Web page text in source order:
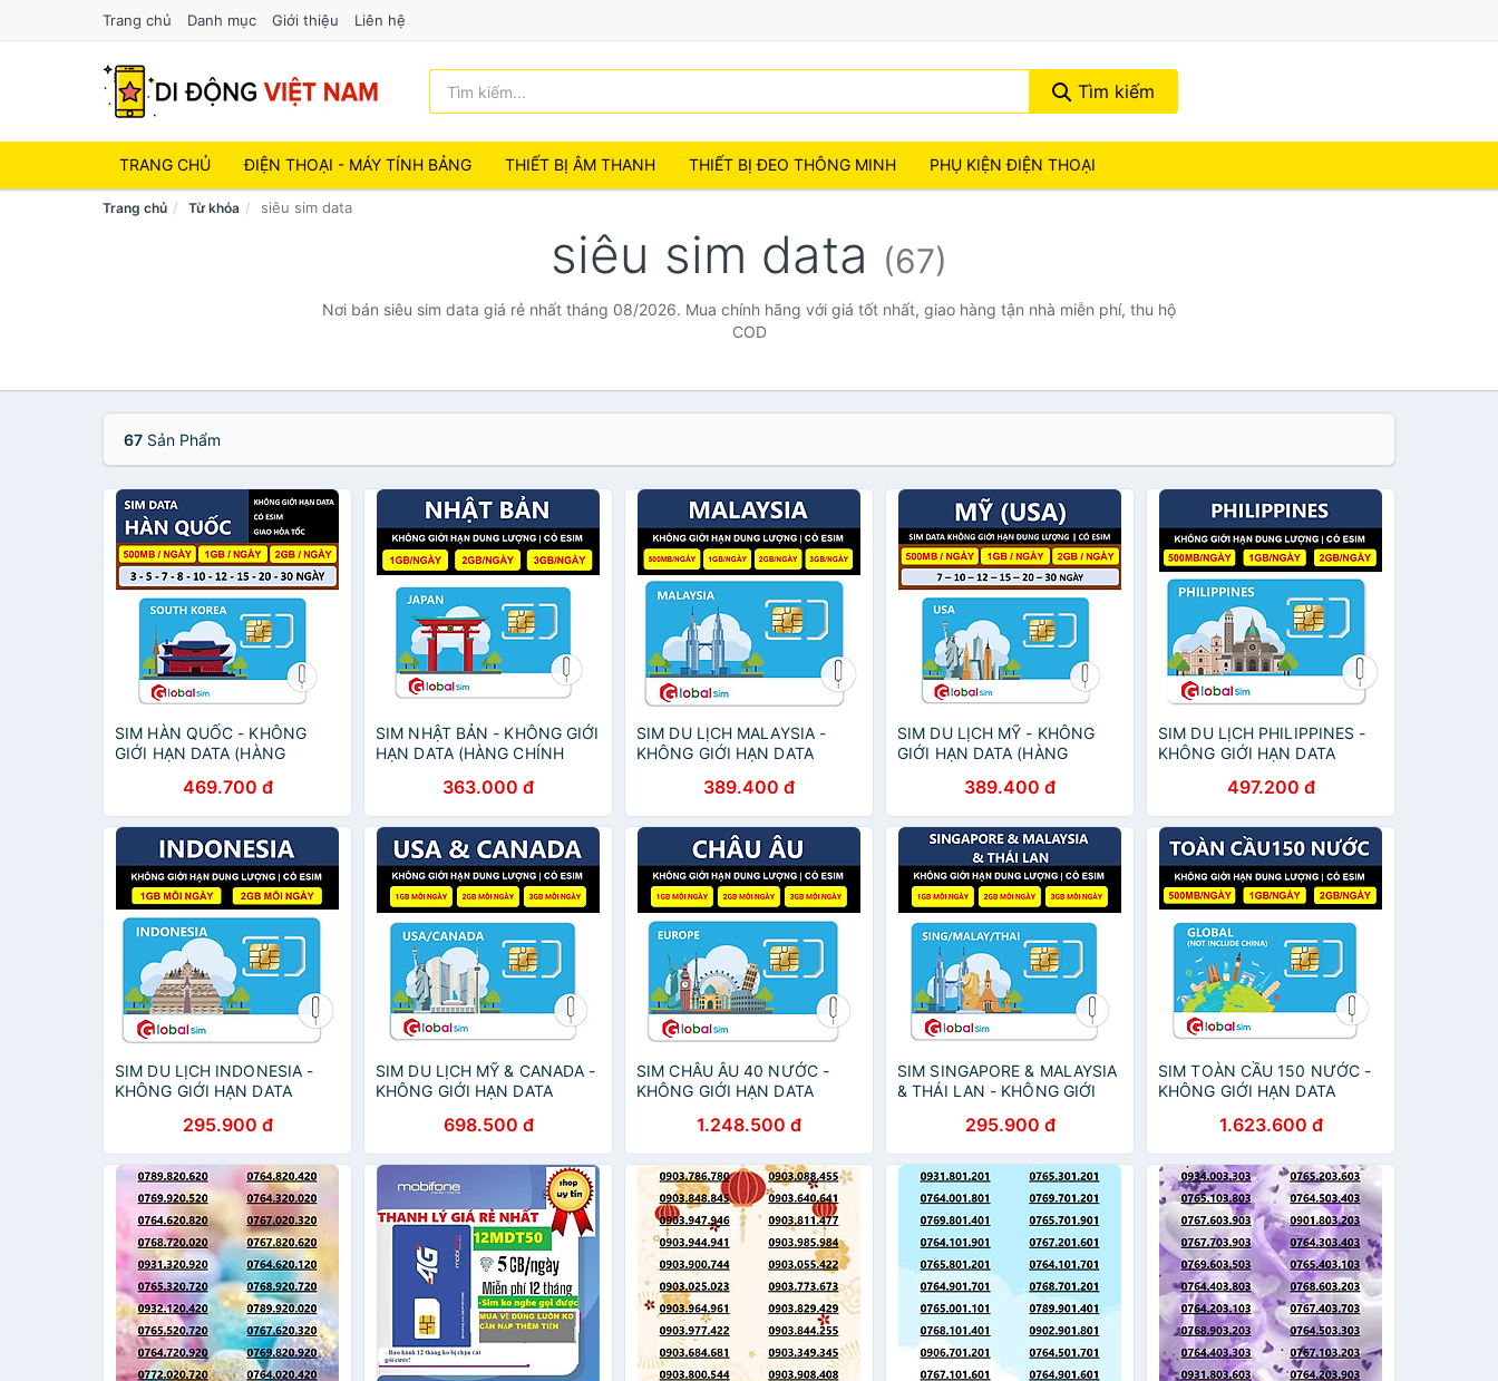
Trang chủ Danh mục Giới thiệu Liên hệ
Tìm kiếm
TRANG CHỦ ĐIỆN THOẠI - MÁY TÍNH BẢNG THIẾT BỊ ÂM THANH THIẾT BỊ ĐEO THÔNG MINH PHỤ KIỆN ĐIỆN THOẠI
Trang chủ Từ khóa siêu sim data
siêu sim data (67)
Nơi bán siêu sim data giá rẻ nhất tháng 08/2026. Mua chính hãng với giá tốt nhất, giao hàng tận nhà miễn phí, thu hộ
COD
67 Sản Phẩm
SIM HÀN QUỐC - KHÔNG
GIỚI HẠN DATA (HÀNG
469.700 đ
SIM NHẬT BẢN - KHÔNG GIỚI
HẠN DATA (HÀNG CHÍNH
363.000 đ
SIM DU LỊCH MALAYSIA -
KHÔNG GIỚI HẠN DATA
389.400 đ
SIM DU LỊCH MỸ - KHÔNG
GIỚI HẠN DATA (HÀNG
389.400 đ
SIM DU LỊCH PHILIPPINES -
KHÔNG GIỚI HẠN DATA
497.200 đ
SIM DU LỊCH INDONESIA -
KHÔNG GIỚI HẠN DATA
295.900 đ
SIM DU LỊCH MỸ & CANADA -
KHÔNG GIỚI HẠN DATA
698.500 đ
SIM CHÂU ÂU 40 NƯỚC -
KHÔNG GIỚI HẠN DATA
1.248.500 đ
SIM SINGAPORE & MALAYSIA
& THÁI LAN - KHÔNG GIỚI
295.900 đ
SIM TOÀN CẦU 150 NƯỚC -
KHÔNG GIỚI HẠN DATA
1.623.600 đ